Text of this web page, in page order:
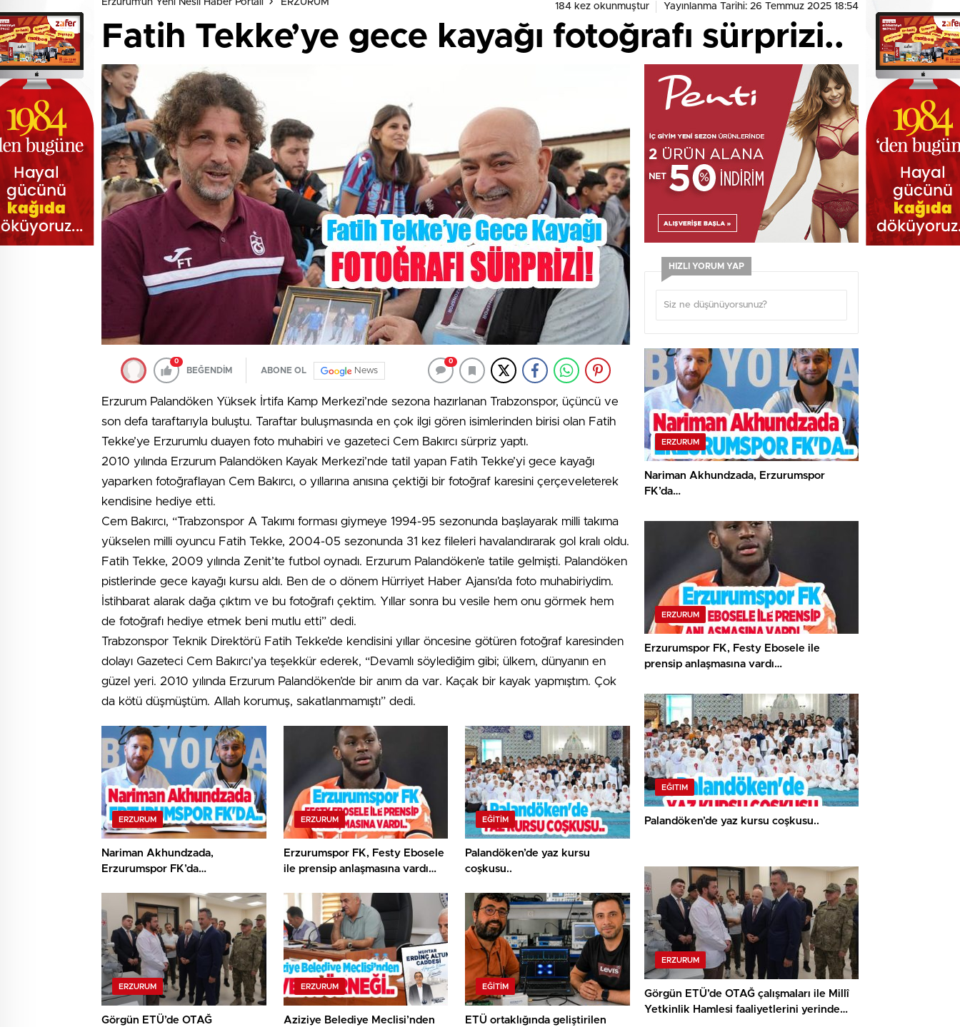
Erzurum'un Yeni Nesil Haber Portalı ERZURUM 184 kez okunmuştur Yayınlanma Tarihi: 26 Temmuz 2025 18:54
Fatih Tekke’ye gece kayağı fotoğrafı sürprizi..
0
BEĞENDİM ABONE OL News
0
Erzurum Palandöken Yüksek İrtifa Kamp Merkezi’nde sezona hazırlanan Trabzonspor, üçüncü ve
son defa taraftarıyla buluştu. Taraftar buluşmasında en çok ilgi gören isimlerinden birisi olan Fatih
Tekke’ye Erzurumlu duayen foto muhabiri ve gazeteci Cem Bakırcı sürpriz yaptı.
2010 yılında Erzurum Palandöken Kayak Merkezi’nde tatil yapan Fatih Tekke’yi gece kayağı
yaparken fotoğraflayan Cem Bakırcı, o yıllarına anısına çektiği bir fotoğraf karesini çerçeveleterek
kendisine hediye etti.
Cem Bakırcı, “Trabzonspor A Takımı forması giymeye 1994-95 sezonunda başlayarak milli takıma
yükselen milli oyuncu Fatih Tekke, 2004-05 sezonunda 31 kez fileleri havalandırarak gol kralı oldu.
Fatih Tekke, 2009 yılında Zenit’te futbol oynadı. Erzurum Palandöken’e tatile gelmişti. Palandöken
pistlerinde gece kayağı kursu aldı. Ben de o dönem Hürriyet Haber Ajansı’da foto muhabiriydim.
İstihbarat alarak dağa çıktım ve bu fotoğrafı çektim. Yıllar sonra bu vesile hem onu görmek hem
de fotoğrafı hediye etmek beni mutlu etti” dedi.
Trabzonspor Teknik Direktörü Fatih Tekke’de kendisini yıllar öncesine götüren fotoğraf karesinden
dolayı Gazeteci Cem Bakırcı’ya teşekkür ederek, “Devamlı söylediğim gibi; ülkem, dünyanın en
güzel yeri. 2010 yılında Erzurum Palandöken’de bir anım da var. Kaçak bir kayak yapmıştım. Çok
da kötü düşmüştüm. Allah korumuş, sakatlanmamıştı” dedi.
ERZURUM
Nariman Akhundzada,
Erzurumspor FK’da…
ERZURUM
Erzurumspor FK, Festy Ebosele
ile prensip anlaşmasına vardı…
EĞITIM
Palandöken’de yaz kursu
coşkusu..
ERZURUM
Görgün ETÜ’de OTAĞ
ERZURUM
Aziziye Belediye Meclisi’nden
EĞITIM
ETÜ ortaklığında geliştirilen
HIZLI YORUM YAP
ERZURUM
Nariman Akhundzada, Erzurumspor
FK’da…
ERZURUM
Erzurumspor FK, Festy Ebosele ile
prensip anlaşmasına vardı…
EĞITIM
Palandöken’de yaz kursu coşkusu..
ERZURUM
Görgün ETÜ’de OTAĞ çalışmaları ile Millî
Yetkinlik Hamlesi faaliyetlerini yerinde